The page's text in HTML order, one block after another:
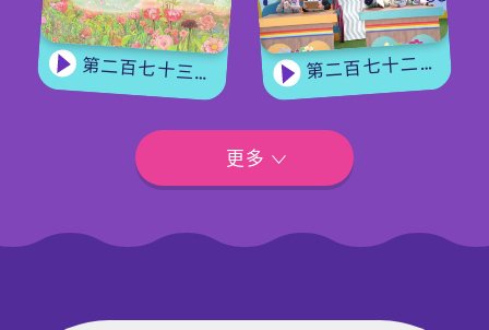
第二百七十三集 - 《花神的獎勵》上集 第二百七十二集 - 【玩轉星期五】眼力大挑戰
更多